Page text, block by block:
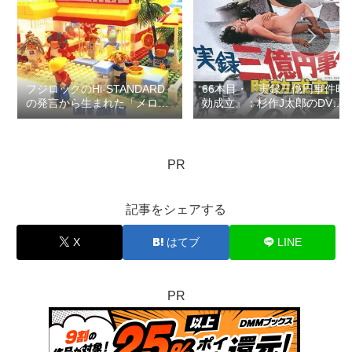
フジロックのHi-STANDARD
の発言から生まれた「メロコ
ア」論争で思ったこと：ロマ
66本目・『実録三億円事件時
効成立』：杉作J太郎のDVD
レンタル屋の棚に残したい
PR
記事をシェアする
X はてブ LINE
PR